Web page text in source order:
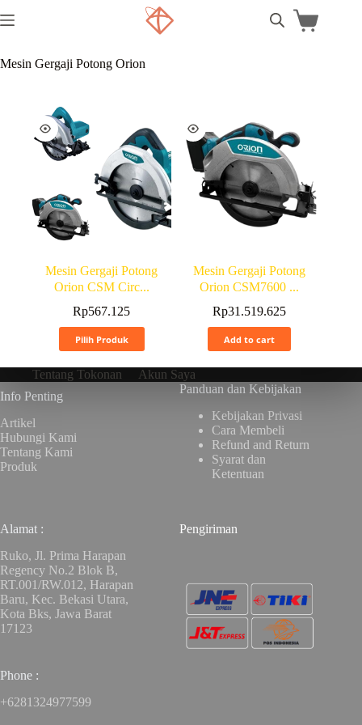
Mesin Gergaji Potong Orion
Mesin Gergaji Potong
Orion CSM Circ...
Rp567.125
Pilih Produk
Mesin Gergaji Potong
Orion CSM7600 ...
Rp31.519.625
Add to cart
Tentang Tokonan
Akun Saya
Info Penting
Artikel
Hubungi Kami
Tentang Kami
Produk
Panduan dan Kebijakan
Kebijakan Privasi
Cara Membeli
Refund and Return
Syarat dan
Ketentuan
Alamat :
Ruko, Jl. Prima Harapan
Regency No.2 Blok B,
RT.001/RW.012, Harapan
Baru, Kec. Bekasi Utara,
Kota Bks, Jawa Barat
17123
Phone :
+6281324977599
Pengiriman